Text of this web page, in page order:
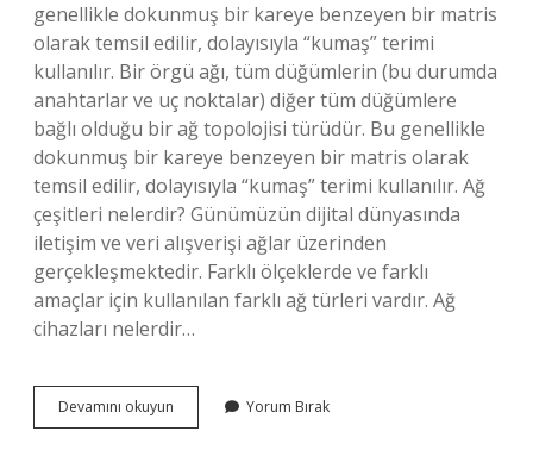
genellikle dokunmuş bir kareye benzeyen bir matris
olarak temsil edilir, dolayısıyla “kumaş” terimi
kullanılır. Bir örgü ağı, tüm düğümlerin (bu durumda
anahtarlar ve uç noktalar) diğer tüm düğümlere
bağlı olduğu bir ağ topolojisi türüdür. Bu genellikle
dokunmuş bir kareye benzeyen bir matris olarak
temsil edilir, dolayısıyla “kumaş” terimi kullanılır. Ağ
çeşitleri nelerdir? Günümüzün dijital dünyasında
iletişim ve veri alışverişi ağlar üzerinden
gerçekleşmektedir. Farklı ölçeklerde ve farklı
amaçlar için kullanılan farklı ağ türleri vardır. Ağ
cihazları nelerdir…
Devamını okuyun
Yapıları
Yorum Bırak